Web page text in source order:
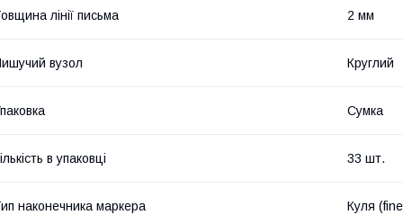
лінії письма 2 мм
вузол Круглий
Сумка
в упаковці 33 шт.
наконечника маркера Куля